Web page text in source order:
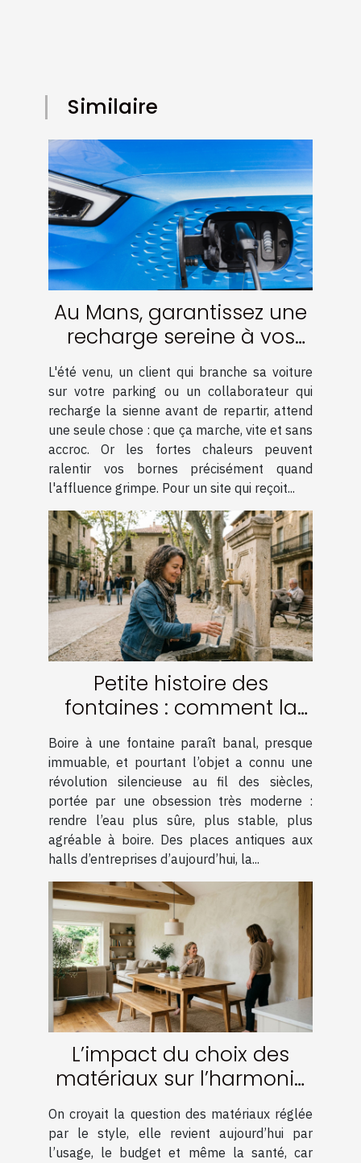
Similaire
Au Mans, garantissez une
recharge sereine à vos
clients et collaborateurs
sur vos bornes malgré les
pics de chaleur !
L'été venu, un client qui branche sa voiture
sur votre parking ou un collaborateur qui
recharge la sienne avant de repartir, attend
une seule chose : que ça marche, vite et sans
accroc. Or les fortes chaleurs peuvent
ralentir vos bornes précisément quand
l'affluence grimpe. Pour un site qui reçoit...
Petite histoire des
fontaines : comment la
filtration a tout changé
Boire à une fontaine paraît banal, presque
immuable, et pourtant l’objet a connu une
révolution silencieuse au fil des siècles,
portée par une obsession très moderne :
rendre l’eau plus sûre, plus stable, plus
agréable à boire. Des places antiques aux
halls d’entreprises d’aujourd’hui, la...
L’impact du choix des
matériaux sur l’harmonie
d’une rénovation réussie
On croyait la question des matériaux réglée
par le style, elle revient aujourd’hui par
l’usage, le budget et même la santé, car